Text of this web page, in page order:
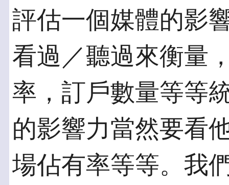
評估一個媒體的影
看過／聽過來衡量
率，訂戶數量等等
的影響力當然要看
場佔有率等等。我